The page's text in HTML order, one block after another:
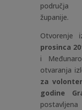
područja
županije.
Otvorenje
prosinca
i
otvaranja
za
godine